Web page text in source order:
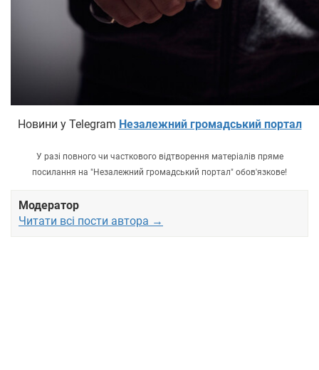
Новини у Telegram Незалежний громадський портал
У разі повного чи часткового відтворення матеріалів пряме
посилання на "Незалежний громадський портал" обов'язкове!
Модератор
Читати всі пости автора →